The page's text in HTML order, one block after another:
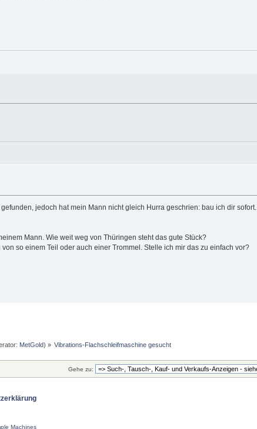
jedoch hat mein Mann nicht gleich Hurra geschrien: bau ich dir sofort.
Mann. Wie weit weg von Thüringen steht das gute Stück?
so einem Teil oder auch einer Trommel. Stelle ich mir das zu einfach vor?
MetGold) » Vibrations-Flachschleifmaschine gesucht
Gehe zu:
Machines